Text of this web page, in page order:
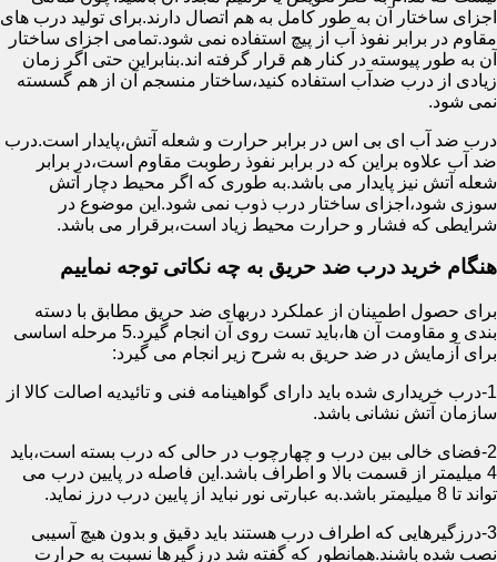
اجزای ساختار آن به طور کامل به هم اتصال دارند.برای تولید درب های
مقاوم در برابر نفوذ آب از پیچ استفاده نمی شود.تمامی اجزای ساختار
آن به طور پیوسته در کنار هم قرار گرفته اند.بنابراین حتی اگر زمان
زیادی از درب ضدآب استفاده کنید،ساختار منسجم آن از هم گسسته
نمی شود.
درب ضد آب ای بی اس در برابر حرارت و شعله آتش،پایدار است.درب
ضد آب علاوه براین که در برابر نفوذ رطوبت مقاوم است،در برابر
شعله آتش نیز پایدار می باشد.به طوری که اگر محیط دچار آتش
سوزی شود،اجزای ساختار درب ذوب نمی شود.این موضوع در
شرایطی که فشار و حرارت محیط زیاد است،برقرار می باشد.
هنگام خرید درب ضد حریق به چه نکاتی توجه نماییم
برای حصول اطمینان از عملکرد دربهای ضد حریق مطابق با دسته
بندی و مقاومت آن ها،باید تست روی آن انجام گیرد.5 مرحله اساسی
برای آزمایش در ضد حریق به شرح زیر انجام می گیرد:
1-درب خریداری شده باید دارای گواهینامه فنی و تائیدیه اصالت کالا از
سازمان آتش نشانی باشد.
2-فضای خالی بین درب و چهارچوب در حالی که درب بسته است،باید
4 میلیمتر از قسمت بالا و اطراف باشد.این فاصله در پایین درب می
تواند تا 8 میلیمتر باشد.به عبارتی نور نباید از پایین درب درز نماید.
3-درزگیرهایی که اطراف درب هستند باید دقیق و بدون هیچ آسیبی
نصب شده باشند.همانطور که گفته شد درزگیرها نسبت به حرارت